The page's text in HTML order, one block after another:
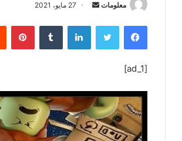
معلومات
ل
ي
د
ا
إ
27 مايو، 2021
فيسبوك لينكدإن بينتيريست
[ad_1]